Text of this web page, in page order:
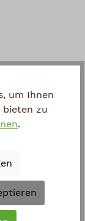
um Ihnen
zu
.